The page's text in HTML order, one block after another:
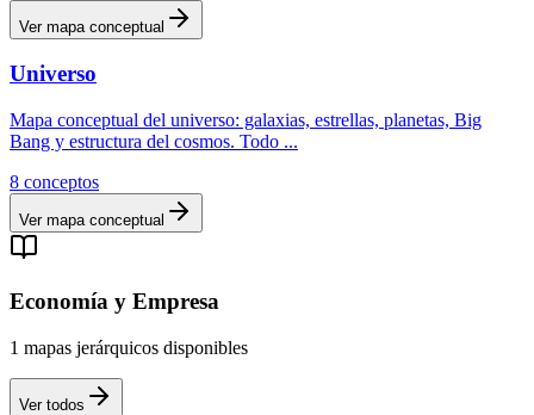
Ver mapa conceptual
Universo
Mapa conceptual del universo: galaxias, estrellas, planetas, Big
Bang y estructura del cosmos. Todo ...
8 conceptos
Ver mapa conceptual
Economía y Empresa
1 mapas jerárquicos disponibles
Ver todos